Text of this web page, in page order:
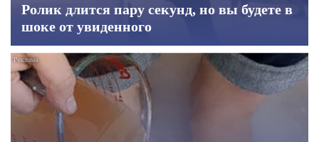
Ролик длится пару секунд, но вы будете в
шоке от увиденного